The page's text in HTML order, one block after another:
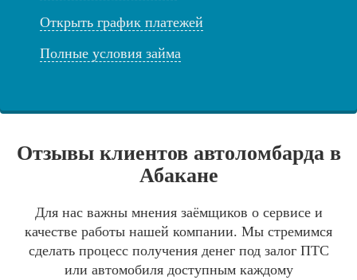
Открыть график платежей
Полные условия займа
Отзывы клиентов автоломбарда в
Абакане
Для нас важны мнения заёмщиков о сервисе и
качестве работы нашей компании. Мы стремимся
сделать процесс получения денег под залог ПТС
или автомобиля доступным каждому